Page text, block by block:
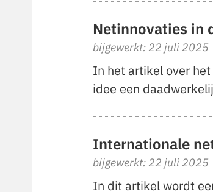
Netinnovaties in
bijgewerkt: 22 juli 2025
In het artikel over
idee een
Internationale
bijgewerkt: 22 juli 2025
In dit artikel wordt